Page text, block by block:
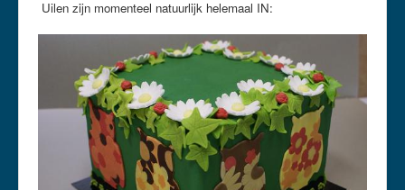
Uilen zijn momenteel natuurlijk helemaal IN: